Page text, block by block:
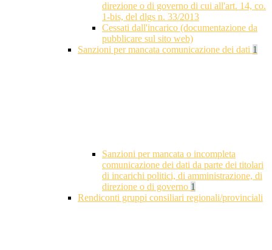
direzione o di governo di cui all'art. 14, co.
1-bis, del dlgs n. 33/2013
Cessati dall'incarico (documentazione da
pubblicare sul sito web)
Sanzioni per mancata comunicazione dei dati 1
Sanzioni per mancata o incompleta
comunicazione dei dati da parte dei titolari
di incarichi politici, di amministrazione, di
direzione o di governo 1
Rendiconti gruppi consiliari regionali/provinciali